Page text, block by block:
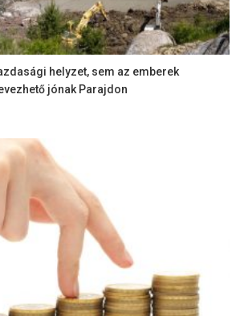
helyzet, sem az emberek
jónak Parajdon